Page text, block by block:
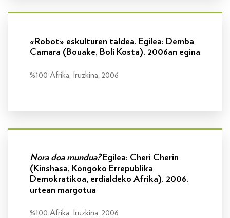
«Robot» eskulturen taldea. Egilea: Demba
Camara (Bouake, Boli Kosta). 2006an egina
%100 Afrika, Iruzkina, 2006
Nora doa mundua?Egilea: Cheri Cherin
(Kinshasa, Kongoko Errepublika
Demokratikoa, erdialdeko Afrika). 2006.
urtean margotua
%100 Afrika, Iruzkina, 2006